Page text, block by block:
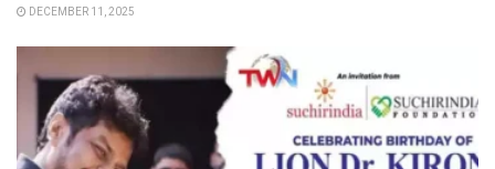
DECEMBER 11, 2025